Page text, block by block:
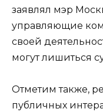
заявлял мэр
управляющие
своей
могут лишиться
Отметим также,
публичных